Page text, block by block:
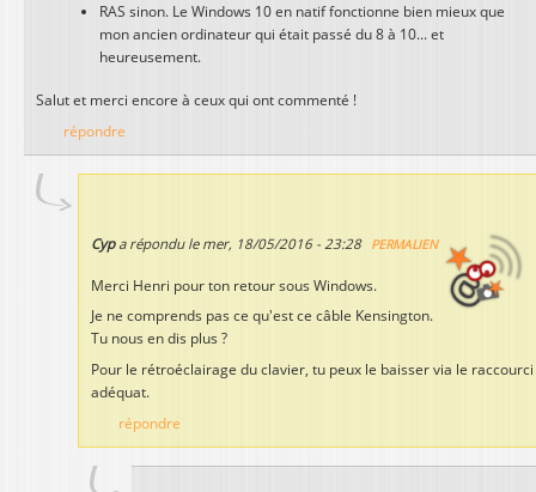
RAS sinon. Le Windows 10 en natif fonctionne bien mieux que
mon ancien ordinateur qui était passé du 8 à 10... et
heureusement.
Salut et merci encore à ceux qui ont commenté !
répondre
Cypa répondu le mer, 18/05/2016 - 23:28 PERMALIEN
Merci Henri pour ton retour sous Windows.
Je ne comprends pas ce qu'est ce câble Kensington.
Tu nous en dis plus ?
Pour le rétroéclairage du clavier, tu peux le baisser via le raccourci
adéquat.
répondre